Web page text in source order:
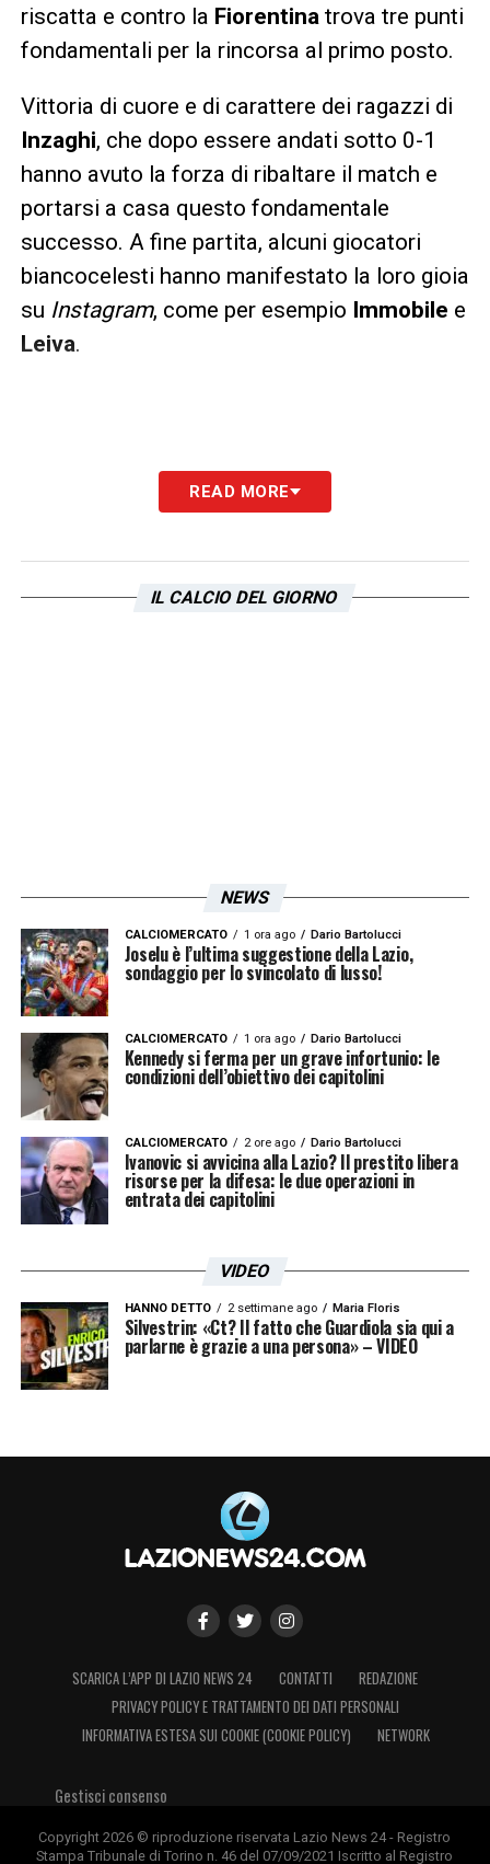
riscatta e contro la Fiorentina trova tre punti
fondamentali per la rincorsa al primo posto.
Vittoria di cuore e di carattere dei ragazzi di
Inzaghi, che dopo essere andati sotto 0-1
hanno avuto la forza di ribaltare il match e
portarsi a casa questo fondamentale
successo. A fine partita, alcuni giocatori
biancocelesti hanno manifestato la loro gioia
su Instagram, come per esempio Immobile e
Leiva.
Visualizza questo post su Instagram
Dove non ci arrivano le gambe ci arriva il cuore
bravi ragazzi @official_sslazio
READ MORE
IL CALCIO DEL GIORNO
NEWS
CALCIOMERCATO 1 ora ago Dario Bartolucci
Joselu è l’ultima suggestione della Lazio,
sondaggio per lo svincolato di lusso!
CALCIOMERCATO 1 ora ago Dario Bartolucci
Kennedy si ferma per un grave infortunio: le
condizioni dell’obiettivo dei capitolini
CALCIOMERCATO 2 ore ago Dario Bartolucci
Ivanovic si avvicina alla Lazio? Il prestito libera
risorse per la difesa: le due operazioni in
entrata dei capitolini
VIDEO
HANNO DETTO 2 settimane ago Maria Floris
Silvestrin: «Ct? Il fatto che Guardiola sia qui a
parlarne è grazie a una persona» – VIDEO
SCARICA L’APP DI LAZIO NEWS 24 CONTATTI
REDAZIONE
PRIVACY POLICY E TRATTAMENTO DEI DATI PERSONALI
INFORMATIVA ESTESA SUI COOKIE (COOKIE POLICY)
NETWORK
Gestisci consenso
Copyright 2026 © riproduzione riservata Lazio News 24 - Registro
Stampa Tribunale di Torino n. 46 del 07/09/2021 Iscritto al Registro